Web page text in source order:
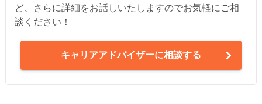
ど、さらに詳細をお話しいたしますのでお気軽にご相
談ください！
キャリアアドバイザーに相談する